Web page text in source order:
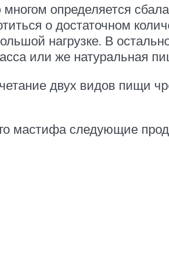
многом определяется
о достаточном
нагрузке. В
или же натуральная
двух видов пищи
мастифа следующие